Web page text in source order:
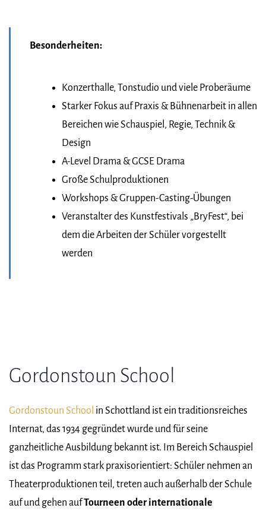
Besonderheiten:
Konzerthalle, Tonstudio und viele Proberäume
Starker Fokus auf Praxis & Bühnenarbeit in allen
Bereichen wie Schauspiel, Regie, Technik &
Design
A-Level Drama & GCSE Drama
Große Schulproduktionen
Workshops & Gruppen-Casting-Übungen
Veranstalter des Kunstfestivals „BryFest“, bei
dem die Arbeiten der Schüler vorgestellt
werden
Gordonstoun School
Gordonstoun School in Schottland ist ein traditionsreiches
Internat, das 1934 gegründet wurde und für seine
ganzheitliche Ausbildung bekannt ist. Im Bereich Schauspiel
ist das Programm stark praxisorientiert: Schüler nehmen an
Theaterproduktionen teil, treten auch außerhalb der Schule
auf und gehen aufTourneen oder internationale